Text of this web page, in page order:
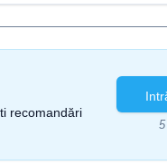
recomandări